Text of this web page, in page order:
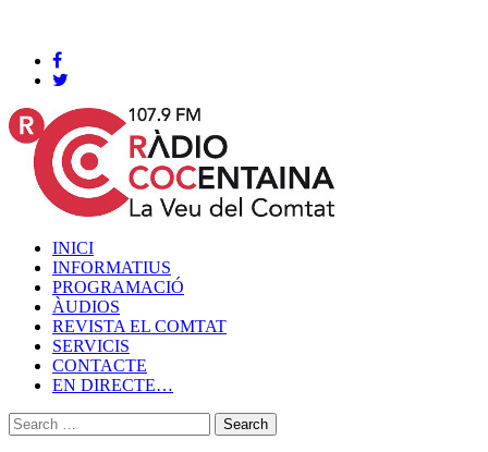
INICI
INFORMATIUS
PROGRAMACIÓ
ÀUDIOS
REVISTA EL COMTAT
SERVICIS
CONTACTE
EN DIRECTE…